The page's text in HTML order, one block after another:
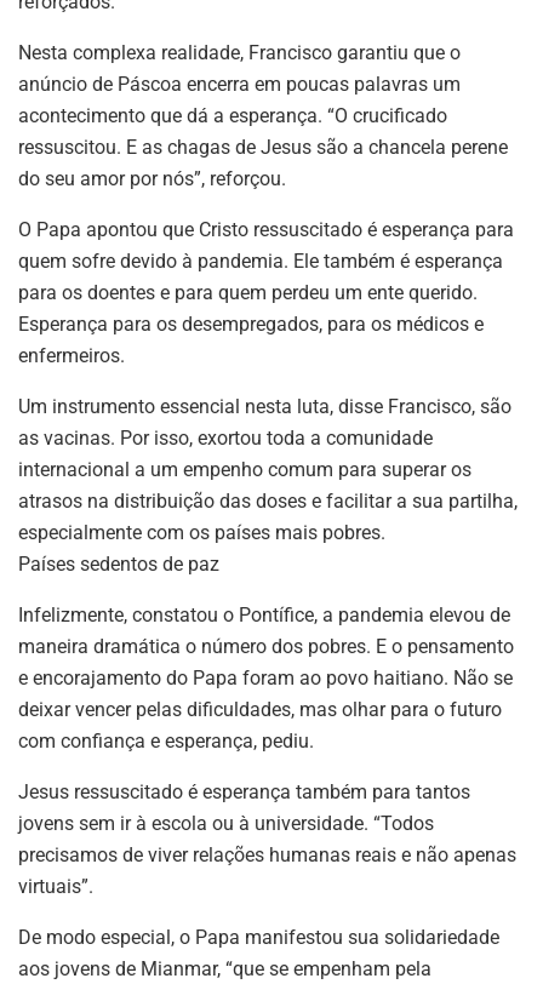
Nesta complexa realidade, Francisco garantiu que o
anúncio de Páscoa encerra em poucas palavras um
acontecimento que dá a esperança. “O crucificado
ressuscitou. E as chagas de Jesus são a chancela perene
do seu amor por nós”, reforçou.
O Papa apontou que Cristo ressuscitado é esperança para
quem sofre devido à pandemia. Ele também é esperança
para os doentes e para quem perdeu um ente querido.
Esperança para os desempregados, para os médicos e
enfermeiros.
Um instrumento essencial nesta luta, disse Francisco, são
as vacinas. Por isso, exortou toda a comunidade
internacional a um empenho comum para superar os
atrasos na distribuição das doses e facilitar a sua partilha,
especialmente com os países mais pobres.
Países sedentos de paz
Infelizmente, constatou o Pontífice, a pandemia elevou de
maneira dramática o número dos pobres. E o pensamento
e encorajamento do Papa foram ao povo haitiano. Não se
deixar vencer pelas dificuldades, mas olhar para o futuro
com confiança e esperança, pediu.
Jesus ressuscitado é esperança também para tantos
jovens sem ir à escola ou à universidade. “Todos
precisamos de viver relações humanas reais e não apenas
virtuais”.
De modo especial, o Papa manifestou sua solidariedade
aos jovens de Mianmar, “que se empenham pela